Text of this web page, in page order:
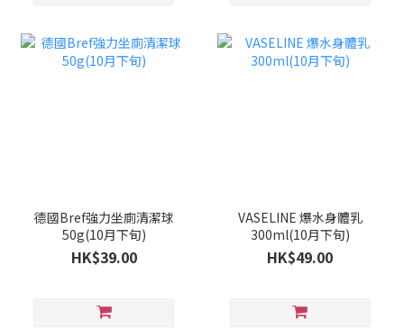
德國Bref強力坐廁清潔球
50g(10月下旬)
HK$39.00
VASELINE 爆水身體乳
300ml(10月下旬)
HK$49.00